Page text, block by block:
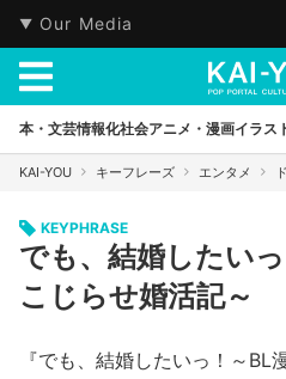
Our Media
本・文芸情報化社会アニメ・漫画イラス
KAI-YOU キーフレーズ エンタメ
KEYPHRASE
でも、結婚したい
こじらせ婚活記～
『でも、結婚したいっ！～BL